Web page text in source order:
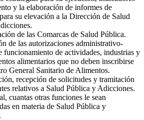
y la elaboración de informes de
su elevación a la Dirección de Salud
de las Comarcas de Salud Pública.
de las autorizaciones administrativo-
funcionamiento de actividades, industrias y
alimentarios que no deben inscribirse
General Sanitario de Alimentos.
recepción de solicitudes y tramitación
relativos a Salud Pública y Adicciones.
cuantas otras funciones le sean
en materia de Salud Pública y